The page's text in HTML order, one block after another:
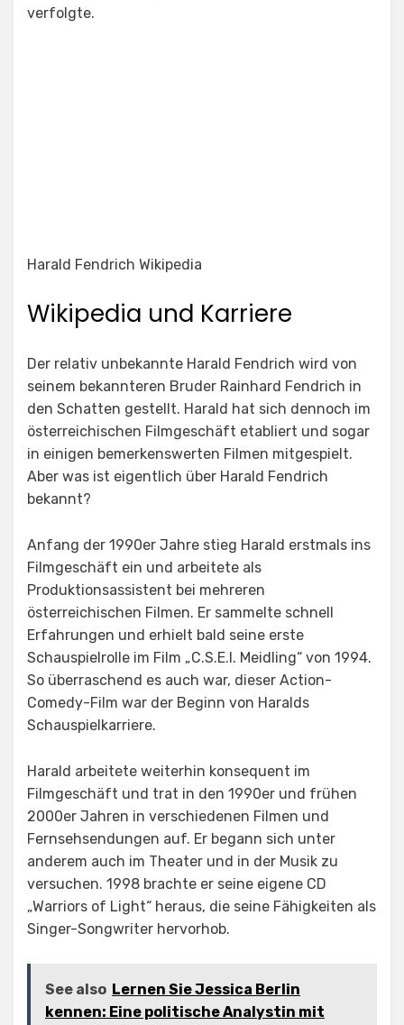
verfolgte.
Harald Fendrich Wikipedia
Wikipedia und Karriere
Der relativ unbekannte Harald Fendrich wird von
seinem bekannteren Bruder Rainhard Fendrich in
den Schatten gestellt. Harald hat sich dennoch im
österreichischen Filmgeschäft etabliert und sogar
in einigen bemerkenswerten Filmen mitgespielt.
Aber was ist eigentlich über Harald Fendrich
bekannt?
Anfang der 1990er Jahre stieg Harald erstmals ins
Filmgeschäft ein und arbeitete als
Produktionsassistent bei mehreren
österreichischen Filmen. Er sammelte schnell
Erfahrungen und erhielt bald seine erste
Schauspielrolle im Film „C.S.E.I. Meidling“ von 1994.
So überraschend es auch war, dieser Action-
Comedy-Film war der Beginn von Haralds
Schauspielkarriere.
Harald arbeitete weiterhin konsequent im
Filmgeschäft und trat in den 1990er und frühen
2000er Jahren in verschiedenen Filmen und
Fernsehsendungen auf. Er begann sich unter
anderem auch im Theater und in der Musik zu
versuchen. 1998 brachte er seine eigene CD
„Warriors of Light“ heraus, die seine Fähigkeiten als
Singer-Songwriter hervorhob.
See also Lernen Sie Jessica Berlin
kennen: Eine politische Analystin mit